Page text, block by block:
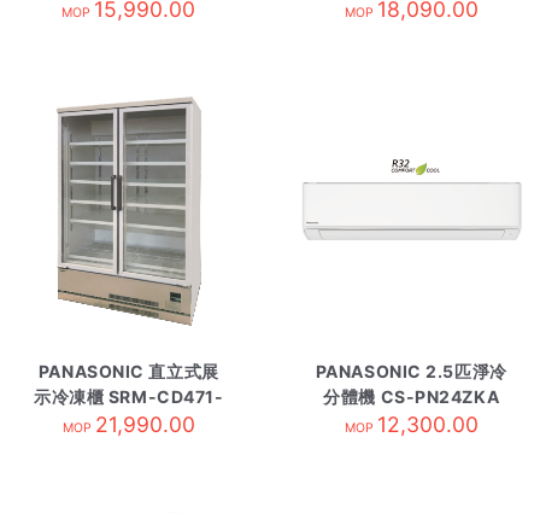
CDC319NL-TS3
MOP 15,990.00
CDC419NL-TS4
MOP 18,090.00
PANASONIC 直立式展
示冷凍櫃 SRM-CD471-
L
MOP 21,990.00
PANASONIC 2.5匹淨冷
分體機 CS-PN24ZKA
內-R32
MOP 12,300.00